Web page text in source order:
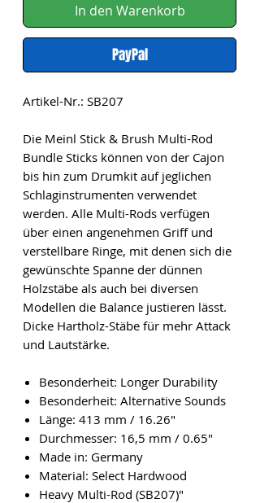
In den Warenkorb
PayPal
Artikel-Nr.: SB207
Die Meinl Stick & Brush Multi-Rod
Bundle Sticks können von der Cajon
bis hin zum Drumkit auf jeglichen
Schlaginstrumenten verwendet
werden. Alle Multi-Rods verfügen
über einen angenehmen Griff und
verstellbare Ringe, mit denen sich die
gewünschte Spanne der dünnen
Holzstäbe als auch bei diversen
Modellen die Balance justieren lässt.
Dicke Hartholz-Stäbe für mehr Attack
und Lautstärke.
Besonderheit: Longer Durability
Besonderheit: Alternative Sounds
Länge: 413 mm / 16.26"
Durchmesser: 16,5 mm / 0.65"
Made in: Germany
Material: Select Hardwood
Heavy Multi-Rod (SB207)"